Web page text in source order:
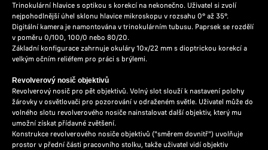
Trinokulární hlavice s optikou s korekcí na nekonečno. Uživatel si zvolí
nejpohodlnější úhel sklonu hlavice mikroskopu v rozsahu 0° až 35°.
Digitální kamera je namontována v trinokulárním tubusu. Paprsek se rozdělí
v poměru 0/100, 100/0 nebo 80/20.
Základní konfigurace zahrnuje okuláry 10x/22 mm s dioptrickou korekcí a
velkým očním reliéfem pro práci s brýlemi.
Revolverový nosič objektivů
Revolverový nosič pro pět objektivů. Volný slot slouží k nastavení polohy
žárovky v osvětlovači pro pozorování v odraženém světle. Uživatel může do
volného slotu revolverového nosiče nainstalovat další objektiv, který mu
umožní získat přídavné zvětšení.
Konstrukce revolverového nosiče objektivů ("směrem dovnitř") uvolňuje
prostor v přední části pracovního stolku, takže uživatel vidí objektiv